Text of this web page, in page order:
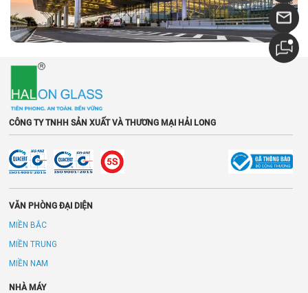
CÔNG TY TNHH SẢN XUẤT VÀ THƯƠNG MẠI HẢI LONG
VĂN PHÒNG ĐẠI DIỆN
MIỀN BẮC
MIỀN TRUNG
MIỀN NAM
NHÀ MÁY